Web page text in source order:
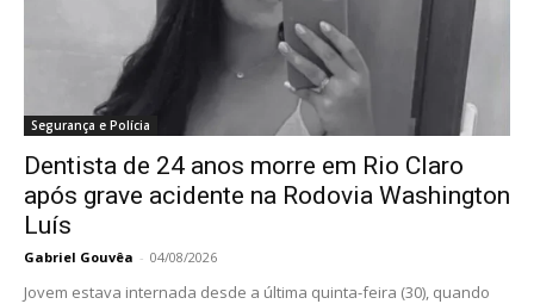
Segurança e Polícia
Dentista de 24 anos morre em Rio Claro
após grave acidente na Rodovia Washington
Luís
Gabriel Gouvêa - 04/08/2026
Jovem estava internada desde a última quinta-feira (30), quando